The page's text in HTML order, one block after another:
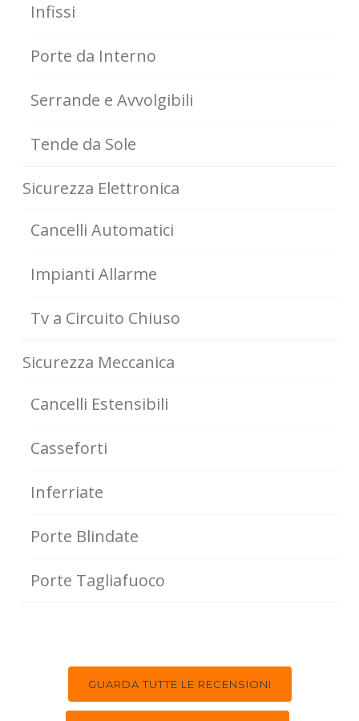
Infissi
Porte da Interno
Serrande e Avvolgibili
Tende da Sole
Sicurezza Elettronica
Cancelli Automatici
Impianti Allarme
Tv a Circuito Chiuso
Sicurezza Meccanica
Cancelli Estensibili
Casseforti
Inferriate
Porte Blindate
Porte Tagliafuoco
GUARDA TUTTE LE RECENSIONI